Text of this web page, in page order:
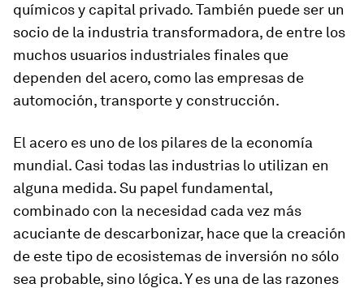
químicos y capital privado. También puede ser un
socio de la industria transformadora, de entre los
muchos usuarios industriales finales que
dependen del acero, como las empresas de
automoción, transporte y construcción.
El acero es uno de los pilares de la economía
mundial. Casi todas las industrias lo utilizan en
alguna medida. Su papel fundamental,
combinado con la necesidad cada vez más
acuciante de descarbonizar, hace que la creación
de este tipo de ecosistemas de inversión no sólo
sea probable, sino lógica. Y es una de las razones